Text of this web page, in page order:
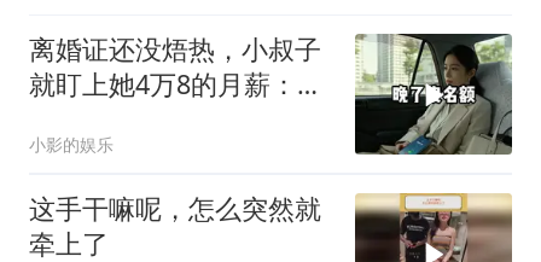
离婚证还没焐热，小叔子
就盯上她4万8的月薪：转
小影的娱乐
这手干嘛呢，怎么突然就
牵上了